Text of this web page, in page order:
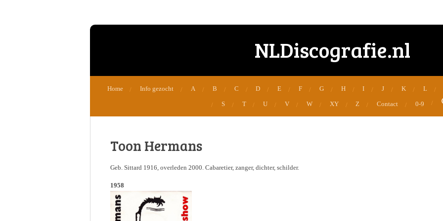
NLDiscografie.nl
Home Info gezocht A B C D E F G H I J K L
S T U V W XY Z Contact 0-9
Toon Hermans
Geb. Sittard 1916, overleden 2000. Cabaretier, zanger, dichter, schilder.
1958